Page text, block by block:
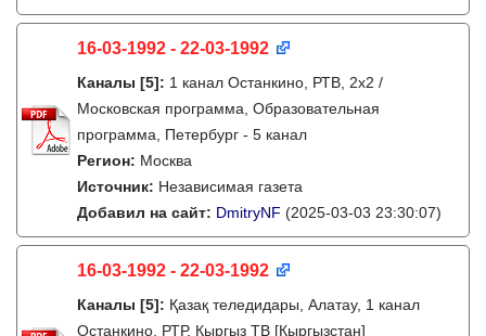
16-03-1992 - 22-03-1992
Каналы [5]: 1 канал Останкино, РТВ, 2х2 /
Московская программа, Образовательная
программа, Петербург - 5 канал
Регион: Москва
Источник: Независимая газета
Добавил на сайт: DmitryNF (2025-03-03 23:30:07)
16-03-1992 - 22-03-1992
Каналы [5]: Қазақ теледидары, Алатау, 1 канал
Останкино, РТР, Кыргыз ТВ [Кыргызстан]